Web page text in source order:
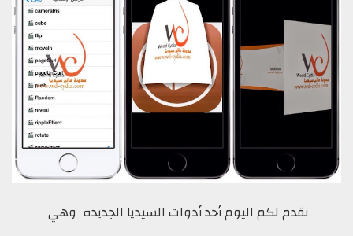
نقدم لكم اليوم أحد أدوات السيديا الجديده وهي